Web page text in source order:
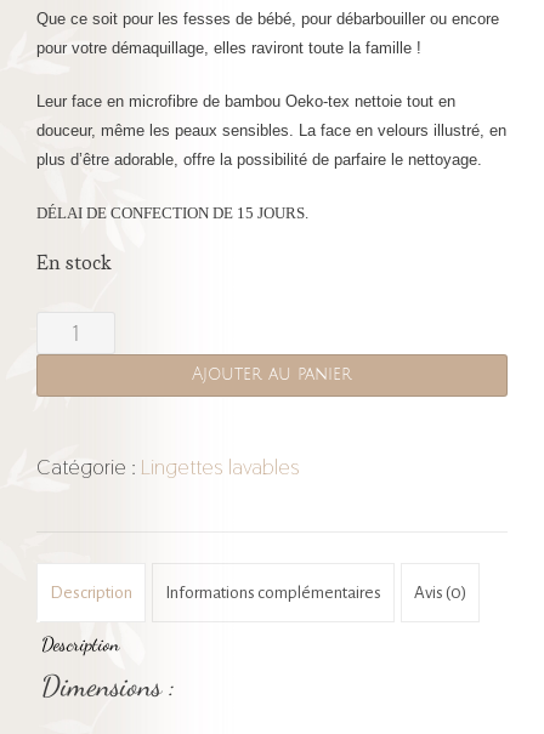
Que ce soit pour les fesses de bébé, pour débarbouiller ou encore
pour votre démaquillage, elles raviront toute la famille !
Leur face en microfibre de bambou Oeko-tex nettoie tout en
douceur, même les peaux sensibles. La face en velours illustré, en
plus d’être adorable, offre la possibilité de parfaire le nettoyage.
DÉLAI DE CONFECTION DE 15 JOURS.
En stock
quantité
de
Lingette
Chat
Ajouter au panier
Catégorie : Lingettes lavables
Description Informations complémentaires Avis (0)
Description
Dimensions :